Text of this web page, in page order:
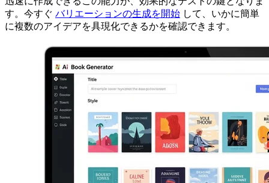
す。今すぐ バリエーションの生成を開始 して、いかに簡単
に複数のアイデアを具現化できるかを確認できます。